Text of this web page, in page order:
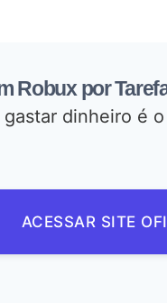
Robux por
dinheiro é
ACESSAR SITE